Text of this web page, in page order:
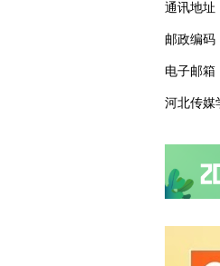
通讯地址
邮政编码
电子邮箱
河北传媒